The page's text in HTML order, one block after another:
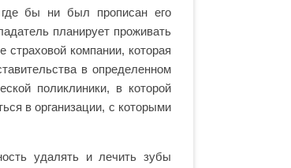
где бы ни был прописан его
планирует проживать
компании, которая
в определенном
поликлиники, в которой
в организации, с которыми
удалять и лечить зубы